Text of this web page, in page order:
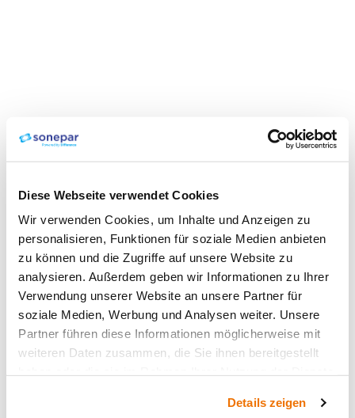
Diese Webseite verwendet Cookies
Wir verwenden Cookies, um Inhalte und Anzeigen zu
personalisieren, Funktionen für soziale Medien anbieten
zu können und die Zugriffe auf unsere Website zu
analysieren. Außerdem geben wir Informationen zu Ihrer
Verwendung unserer Website an unsere Partner für
soziale Medien, Werbung und Analysen weiter. Unsere
Partner führen diese Informationen möglicherweise mit
weiteren Daten zusammen, die Sie ihnen bereitgestellt
Details zeigen